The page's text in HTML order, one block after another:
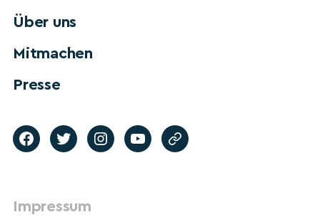
Über uns
Mitmachen
Presse
Impressum